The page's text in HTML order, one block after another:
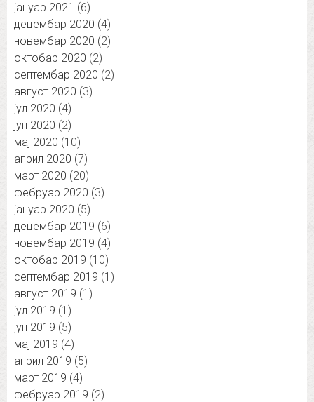
јануар 2021 (6)
децембар 2020 (4)
новембар 2020 (2)
октобар 2020 (2)
септембар 2020 (2)
август 2020 (3)
јул 2020 (4)
јун 2020 (2)
мај 2020 (10)
април 2020 (7)
март 2020 (20)
фебруар 2020 (3)
јануар 2020 (5)
децембар 2019 (6)
новембар 2019 (4)
октобар 2019 (10)
септембар 2019 (1)
август 2019 (1)
јул 2019 (1)
јун 2019 (5)
мај 2019 (4)
април 2019 (5)
март 2019 (4)
фебруар 2019 (2)